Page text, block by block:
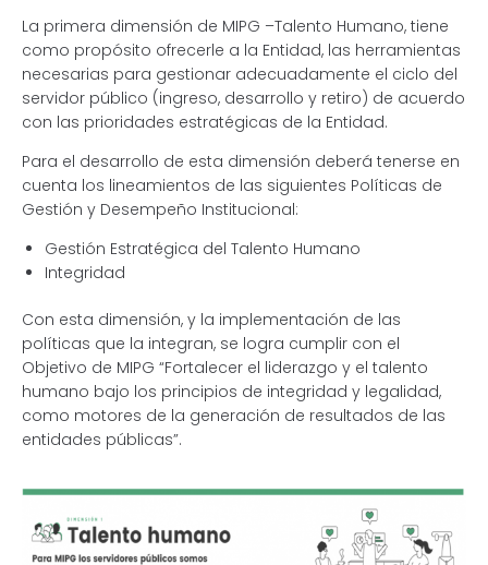
La primera dimensión de MIPG –Talento Humano, tiene
como propósito ofrecerle a la Entidad, las herramientas
necesarias para gestionar adecuadamente el ciclo del
servidor público (ingreso, desarrollo y retiro) de acuerdo
con las prioridades estratégicas de la Entidad.
Para el desarrollo de esta dimensión deberá tenerse en
cuenta los lineamientos de las siguientes Políticas de
Gestión y Desempeño Institucional:
Gestión Estratégica del Talento Humano
Integridad
Con esta dimensión, y la implementación de las
políticas que la integran, se logra cumplir con el
Objetivo de MIPG “Fortalecer el liderazgo y el talento
humano bajo los principios de integridad y legalidad,
como motores de la generación de resultados de las
entidades públicas”.